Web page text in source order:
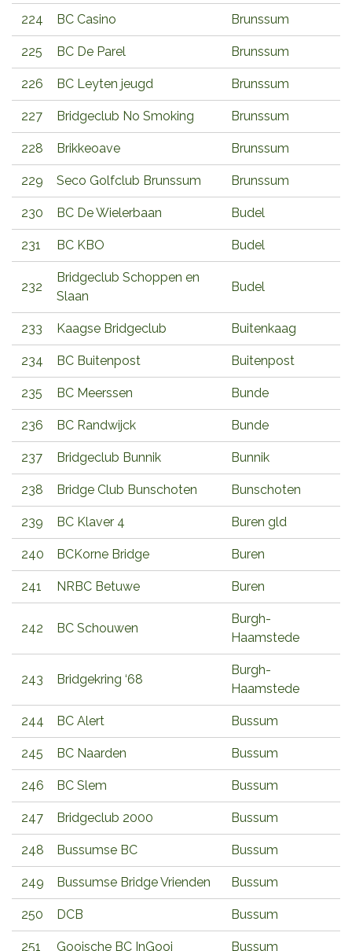
224 BC Casino Brunssum
225 BC De Parel Brunssum
226 BC Leyten jeugd Brunssum
227 Bridgeclub No Smoking Brunssum
228 Brikkeoave Brunssum
229 Seco Golfclub Brunssum Brunssum
230 BC De Wielerbaan Budel
231 BC KBO Budel
232
Bridgeclub Schoppen en
Slaan
Budel
233 Kaagse Bridgeclub Buitenkaag
234 BC Buitenpost Buitenpost
235 BC Meerssen Bunde
236 BC Randwijck Bunde
237 Bridgeclub Bunnik Bunnik
238 Bridge Club Bunschoten Bunschoten
239 BC Klaver 4 Buren gld
240 BCKorne Bridge Buren
241 NRBC Betuwe Buren
242 BC Schouwen
Burgh-
Haamstede
243 Bridgekring ‘68
Burgh-
Haamstede
244 BC Alert Bussum
245 BC Naarden Bussum
246 BC Slem Bussum
247 Bridgeclub 2000 Bussum
248 Bussumse BC Bussum
249 Bussumse Bridge Vrienden Bussum
250 DCB Bussum
251 Gooische BC InGooi Bussum